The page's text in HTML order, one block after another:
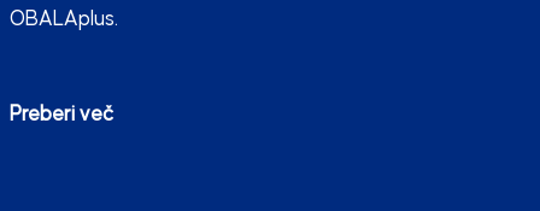
OBALAplus.
Preberi več